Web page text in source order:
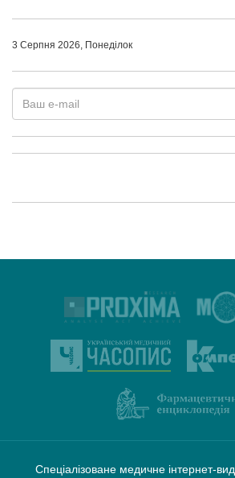
3 Серпня 2026, Понеділок
Спеціалізоване медичне інтернет-